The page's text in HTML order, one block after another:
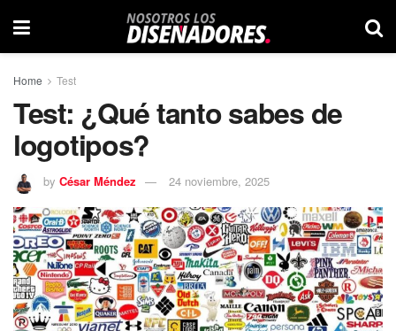
Home Test
Test: ¿Qué tanto sabes de
logotipos?
by César Méndez 24 noviembre, 2025